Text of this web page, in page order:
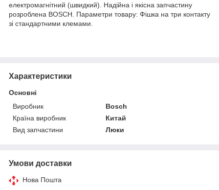
електромагнітний (швидкий). Надійна і якісна запчастину
розроблена BOSCH. Параметри товару: Фішка на три контакту
зі стандартними клемами.
Характеристики
Основні
Виробник
Bosch
Країна виробник
Китай
Вид запчастини
Люки
Умови доставки
Нова Пошта